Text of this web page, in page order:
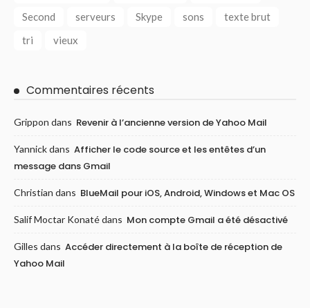
Second
serveurs Skype sons
texte brut
tri
vieux
Commentaires récents
Grippon dans Revenir à l’ancienne version de Yahoo Mail
Yannickdans Afficher le code source et les entêtes d’un
message dans Gmail
Christian dans BlueMail pour iOS, Android, Windows et Mac OS
Salif Moctar Konatédans Mon compte Gmail a été désactivé
Gilles dans Accéder directement à la boîte de réception de
Yahoo Mail